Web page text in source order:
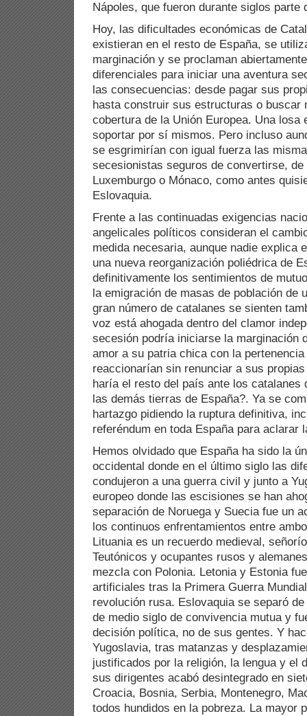
Nápoles, que fueron durante siglos parte
Hoy, las dificultades económicas de
existieran en el resto de España, se
marginación y se proclaman
diferenciales para iniciar una aventura
las consecuencias: desde pagar sus
hasta construir sus estructuras o buscar
cobertura de la Unión Europea. Una losa
soportar por sí mismos. Pero incluso
se esgrimirían con igual fuerza las
secesionistas seguros de convertirse, de
Luxemburgo o Mónaco, como antes
Eslovaquia.
Frente a las continuadas exigencias
angelicales políticos consideran el
medida necesaria, aunque nadie explica
una nueva reorganización poliédrica de
definitivamente los sentimientos de
la emigración de masas de población de
gran número de catalanes se sienten
voz está ahogada dentro del clamor
secesión podría iniciarse la marginación
amor a su patria chica con la
reaccionarían sin renunciar a sus
haría el resto del país ante los catalanes
las demás tierras de España?. Ya se
hartazgo pidiendo la ruptura definitiva,
referéndum en toda España para aclarar
Hemos olvidado que España ha sido la
occidental donde en el último siglo las
condujeron a una guerra civil y junto a
europeo donde las escisiones se han
separación de Noruega y Suecia fue un
los continuos enfrentamientos entre
Lituania es un recuerdo medieval,
Teutónicos y ocupantes rusos y
mezcla con Polonia. Letonia y Estonia
artificiales tras la Primera Guerra
revolución rusa. Eslovaquia se separó
de medio siglo de convivencia mutua y
decisión política, no de sus gentes. Y
Yugoslavia, tras matanzas y
justificados por la religión, la lengua y el
sus dirigentes acabó desintegrado en
Croacia, Bosnia, Serbia, Montenegro,
todos hundidos en la pobreza. La mayor